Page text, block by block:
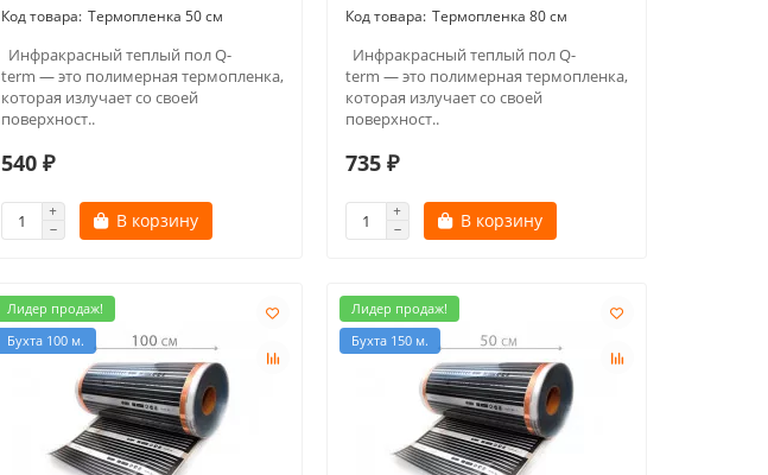
Термопленка 50 см
Инфракрасный теплый пол Q-
term — это полимерная термопленка,
которая излучает со своей
поверхност..
540 ₽
В корзину
Термопленка 80 см
Инфракрасный теплый пол Q-
term — это полимерная термопленка,
которая излучает со своей
поверхност..
735 ₽
В корзину
Лидер продаж!
Бухта 100 м.
Лидер продаж!
Бухта 150 м.